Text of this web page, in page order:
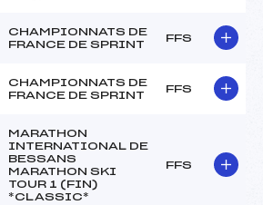
CHAMPIONNATS DE
FRANCE DE SPRINT
FFS
CHAMPIONNATS DE
FRANCE DE SPRINT
FFS
MARATHON
INTERNATIONAL DE
BESSANS
MARATHON SKI
TOUR 1 (FIN)
*CLASSIC*
FFS